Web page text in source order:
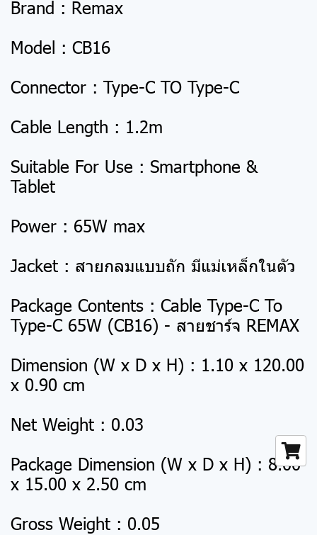
Brand : Remax
Model : CB16
Connector : Type-C TO Type-C
Cable Length : 1.2m
Suitable For Use : Smartphone &
Tablet
Power : 65W max
Jacket : สายกลมแบบถัก มีแม่เหล็กในตัว
Package Contents : Cable Type-C To
Type-C 65W (CB16) - สายชาร์จ REMAX
Dimension (W x D x H) : 1.10 x 120.00
x 0.90 cm
Net Weight : 0.03
Package Dimension (W x D x H) : 8.00
x 15.00 x 2.50 cm
Gross Weight : 0.05